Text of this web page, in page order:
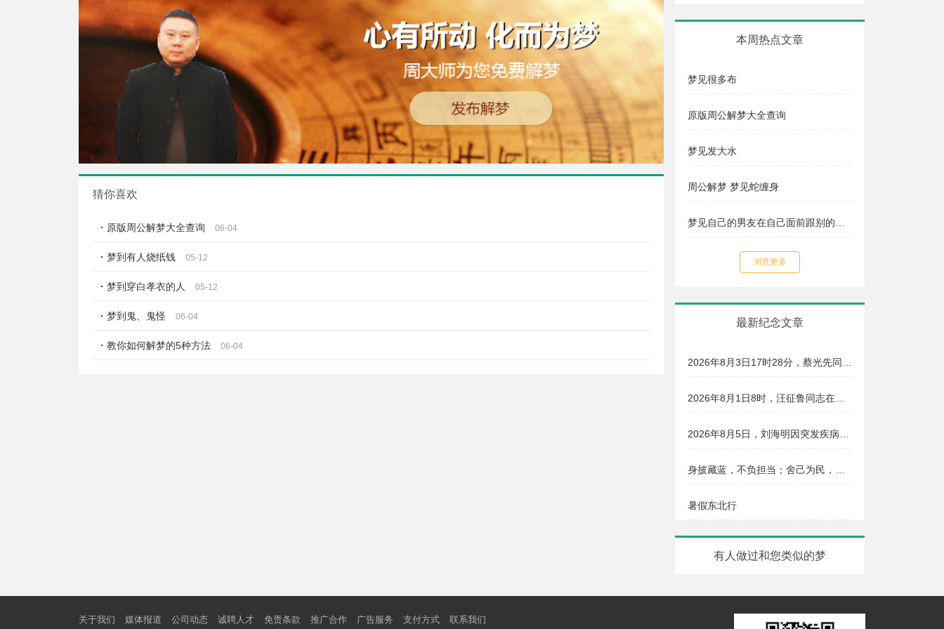
猜你喜欢
原版周公解梦大全查询 06-04
梦到有人烧纸钱 05-12
梦到穿白孝衣的人 05-12
梦到鬼、鬼怪 06-04
教你如何解梦的5种方法 06-04
本周热点文章
梦见很多布
原版周公解梦大全查询
梦见发大水
周公解梦 梦见蛇缠身
浏览更多
最新纪念文章
2026年8月1日8时，汪征鲁同志在福州因病与世长辞，享年80岁
暑假东北行
有人做过和您类似的梦
关于我们 媒体报道 公司动态 诚聘人才 免责条款 推广合作 广告服务 支付方式 联系我们